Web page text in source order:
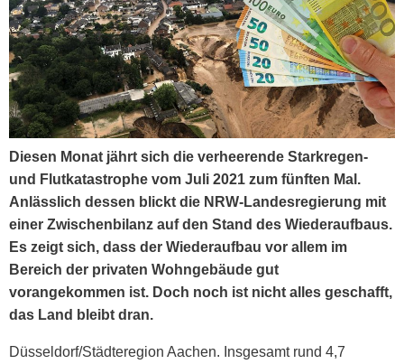
Diesen Monat jährt sich die verheerende Starkregen-
und Flutkatastrophe vom Juli 2021 zum fünften Mal.
Anlässlich dessen blickt die NRW-Landesregierung mit
einer Zwischenbilanz auf den Stand des Wiederaufbaus.
Es zeigt sich, dass der Wiederaufbau vor allem im
Bereich der privaten Wohngebäude gut
vorangekommen ist. Doch noch ist nicht alles geschafft,
das Land bleibt dran.
Düsseldorf/Städteregion Aachen. Insgesamt rund 4,7